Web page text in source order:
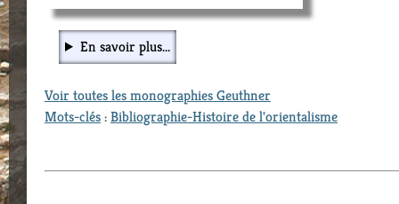
En savoir plus...
Voir toutes les monographies Geuthner
Mots-clés:Bibliographie-Histoire de l'orientalisme